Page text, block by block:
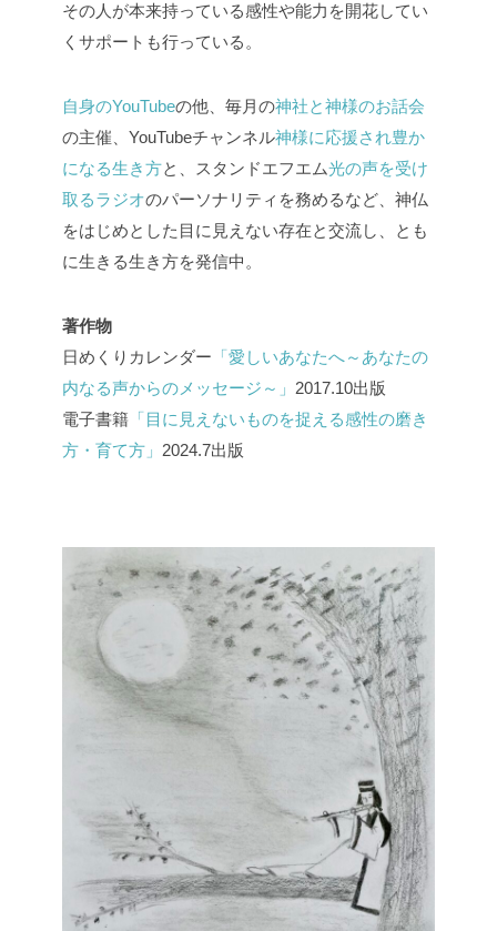
その人が本来持っている感性や能力を開花してい
くサポートも行っている。
自身のYouTubeの他、毎月の神社と神様のお話会
の主催、YouTubeチャンネル神様に応援され豊か
になる生き方と、スタンドエフエム光の声を受け
取るラジオのパーソナリティを務めるなど、神仏
をはじめとした目に見えない存在と交流し、とも
に生きる生き方を発信中。
著作物
日めくりカレンダー 「愛しいあなたへ～あなたの
内なる声からのメッセージ～」 2017.10出版
電子書籍 「目に見えないものを捉える感性の磨き
方・育て方」 2024.7出版